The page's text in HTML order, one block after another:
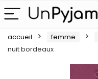
accueil femme
nuit bordeaux